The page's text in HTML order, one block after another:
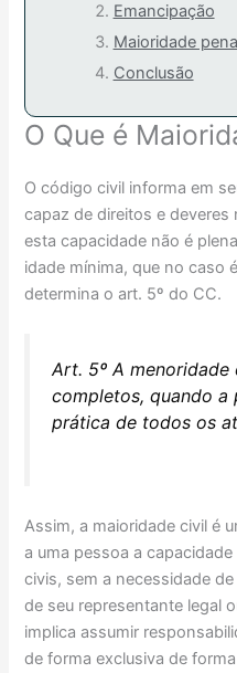
Emancipação
Maioridade
Conclusão
O Que é
O código civil informa em
capaz de direitos e
esta capacidade não é
idade mínima, que no caso
determina o art. 5º do CC.
Art. 5º A
completos, quando a
prática de todos os
Assim, a maioridade civil é
a uma pessoa a
civis, sem a necessidade
de seu representante legal
implica assumir
de forma exclusiva de